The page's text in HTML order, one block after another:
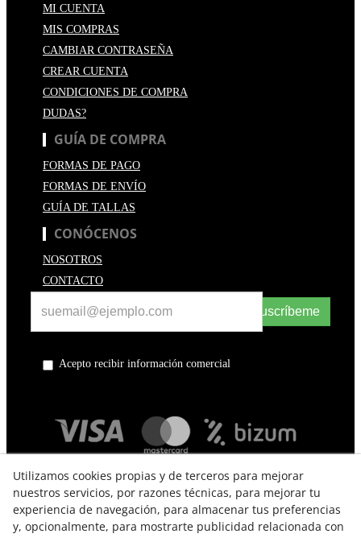
MI CUENTA
MIS COMPRAS
CAMBIAR CONTRASEÑA
CREAR CUENTA
CONDICIONES DE COMPRA
DUDAS?
GUÍA DE COMPRA
FORMAS DE PAGO
FORMAS DE ENVÍO
GUÍA DE TALLAS
CONÓCENOS
NOSOTROS
CONTACTO
Suscríbeme
Acepto recibir información comercial
Utilizamos cookies propias y de terceros para mejorar
nuestros servicios, por razones técnicas, para mejorar tu
experiencia de navegación, para almacenar tus preferencias
y, opcionalmente, para mostrarte publicidad relacionada con